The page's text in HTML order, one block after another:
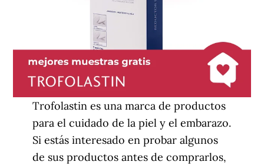
Trofolastin es una marca de productos
para el cuidado de la piel y el embarazo.
Si estás interesado en probar algunos
de sus productos antes de comprarlos,